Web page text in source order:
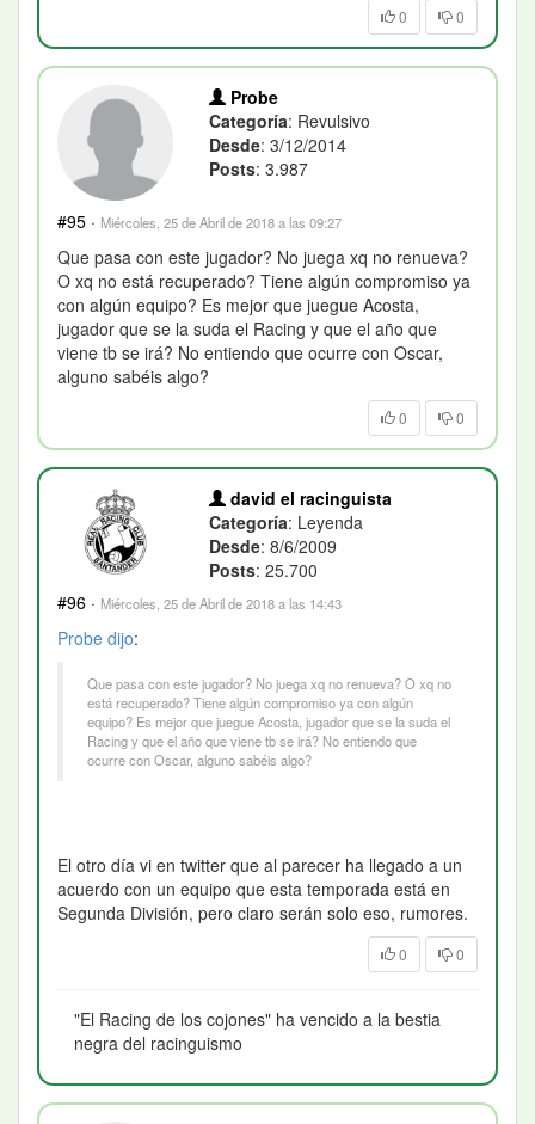
0 0
Probe
Categoría: Revulsivo
Desde: 3/12/2014
Posts: 3.987
#95 · Miércoles, 25 de Abril de 2018 a las 09:27
Que pasa con este jugador? No juega xq no renueva?
O xq no está recuperado? Tiene algún compromiso ya
con algún equipo? Es mejor que juegue Acosta,
jugador que se la suda el Racing y que el año que
viene tb se irá? No entiendo que ocurre con Oscar,
alguno sabéis algo?
0 0
david el racinguista
Categoría: Leyenda
Desde: 8/6/2009
Posts: 25.700
#96 · Miércoles, 25 de Abril de 2018 a las 14:43
Probe dijo:
Que pasa con este jugador? No juega xq no renueva? O xq no
está recuperado? Tiene algún compromiso ya con algún
equipo? Es mejor que juegue Acosta, jugador que se la suda el
Racing y que el año que viene tb se irá? No entiendo que
ocurre con Oscar, alguno sabéis algo?
El otro día vi en twitter que al parecer ha llegado a un
acuerdo con un equipo que esta temporada está en
Segunda División, pero claro serán solo eso, rumores.
0 0
"El Racing de los cojones" ha vencido a la bestia
negra del racinguismo